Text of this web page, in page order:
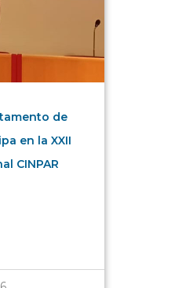
de
en la XXII
CINPAR